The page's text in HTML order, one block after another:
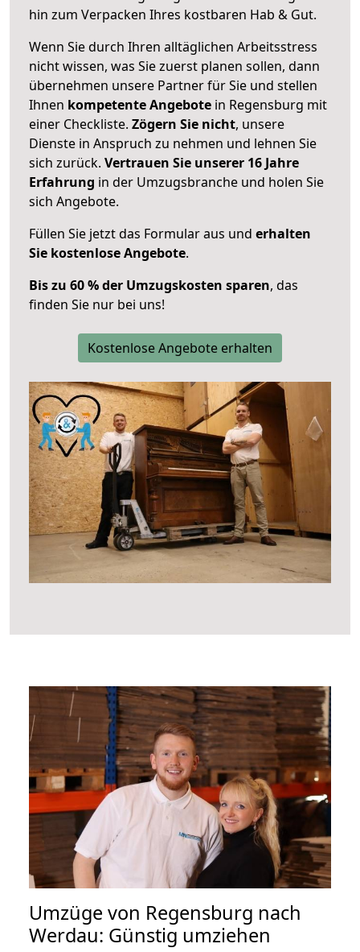
hin zum Verpacken Ihres kostbaren Hab & Gut.
Wenn Sie durch Ihren alltäglichen Arbeitsstress
nicht wissen, was Sie zuerst planen sollen, dann
übernehmen unsere Partner für Sie und stellen
Ihnen kompetente Angebote in Regensburg mit
einer Checkliste. Zögern Sie nicht, unsere
Dienste in Anspruch zu nehmen und lehnen Sie
sich zurück. Vertrauen Sie unserer 16 Jahre
Erfahrung in der Umzugsbranche und holen Sie
sich Angebote.
Füllen Sie jetzt das Formular aus und erhalten
Sie kostenlose Angebote.
Bis zu 60 % der Umzugskosten sparen, das
finden Sie nur bei uns!
Kostenlose Angebote erhalten
Umzüge von Regensburg nach
Werdau: Günstig umziehen